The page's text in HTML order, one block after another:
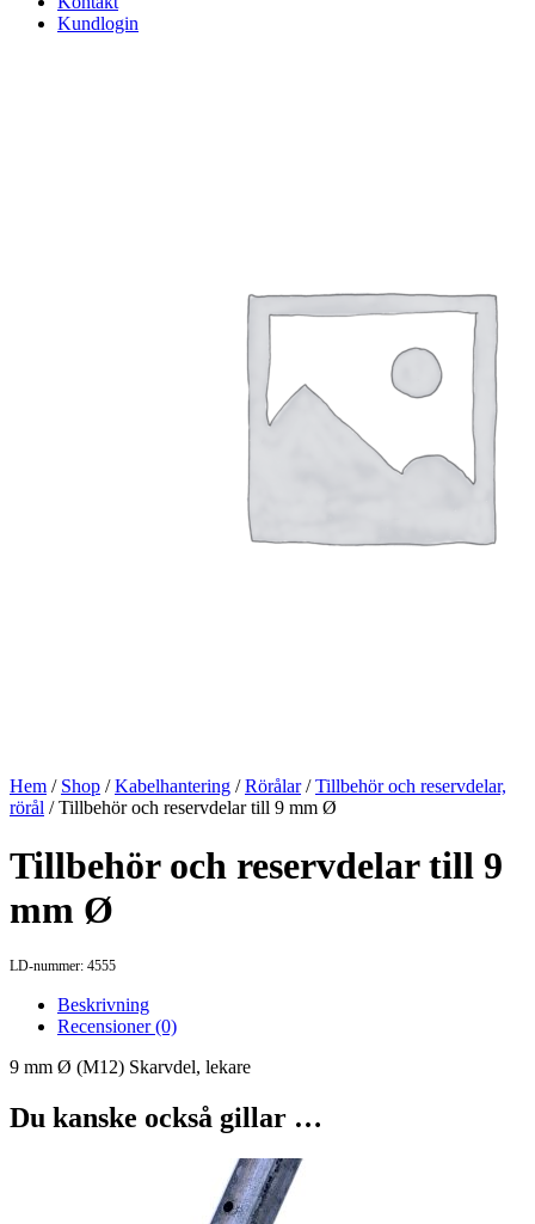
Kundlogin
Hem / Shop /Kabelhantering /Rörålar/Tillbehör och reservdelar,
rörål / Tillbehör och reservdelar till 9 mm Ø
Tillbehör och reservdelar till 9
mm Ø
LD-nummer: 4555
Beskrivning
Recensioner (0)
9 mm Ø (M12) Skarvdel, lekare
Du kanske också gillar …